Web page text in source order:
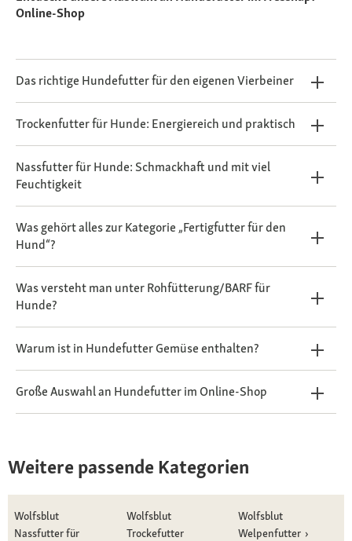
Online-Shop
Das richtige Hundefutter für den eigenen Vierbeiner
Trockenfutter für Hunde: Energiereich und praktisch
Nassfutter für Hunde: Schmackhaft und mit viel
Feuchtigkeit
Was gehört alles zur Kategorie „Fertigfutter für den
Hund“?
Was versteht man unter Rohfütterung/BARF für
Hunde?
Warum ist in Hundefutter Gemüse enthalten?
Große Auswahl an Hundefutter im Online-Shop
Weitere passende Kategorien
Wolfsblut
Nassfutter für
Wolfsblut
Trockefutter
Wolfsblut
Welpenfutter